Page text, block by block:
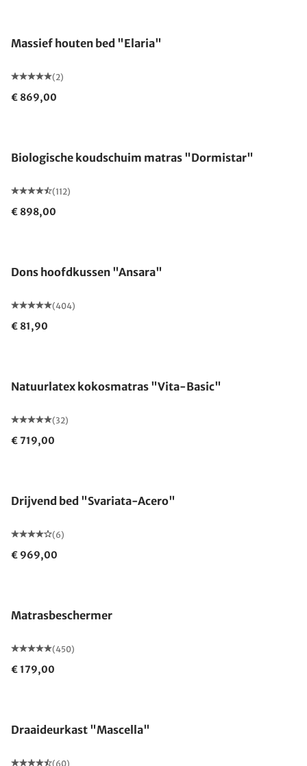
Massief houten bed "Elaria"
(2)
€ 869,00
Biologische koudschuim matras "Dormistar"
(112)
€ 898,00
Dons hoofdkussen "Ansara"
(404)
€ 81,90
Natuurlatex kokosmatras "Vita-Basic"
(32)
€ 719,00
Drijvend bed "Svariata-Acero"
(6)
€ 969,00
Matrasbeschermer
(450)
€ 179,00
Draaideurkast "Mascella"
(60)